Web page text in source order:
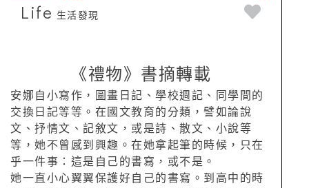
Life 生活發現
《禮物》書摘轉載
安娜自小寫作，圖畫日記、學校週記、同學間的
交換日記等等。在國文教育的分類，譬如論說
文、抒情文、記敘文，或是詩、散文、小說等
等，她不曾感到興趣。在她拿起筆的時候，只在
乎一件事：這是自己的書寫，或不是。
她一直小心翼翼保護好自己的書寫。到高中的時